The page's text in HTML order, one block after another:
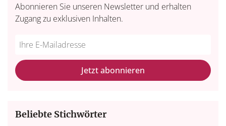
Abonnieren Sie unseren Newsletter und erhalten
Zugang zu exklusiven Inhalten.
Do
fill
this
*Ihre
Mailadresse:
Jetzt abonnieren
Beliebte Stichwörter